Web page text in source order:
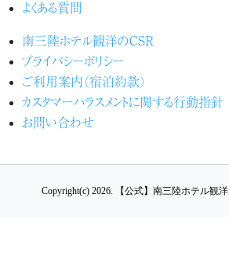
よくある質問
南三陸ホテル観洋のCSR
プライバシーポリシー
ご利用案内（宿泊約款）
カスタマーハラスメントに関する行動指針
お問い合わせ
Copyright(c) 2026. 【公式】南三陸ホテル観洋.